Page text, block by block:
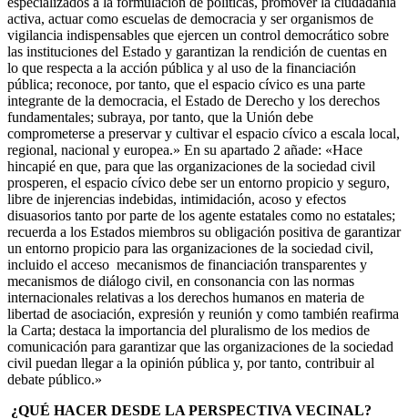
activa, actuar como escuelas de democracia y ser organismos de
vigilancia indispensables que ejercen un control democrático sobre
las instituciones del Estado y garantizan la rendición de cuentas en
lo que respecta a la acción pública y al uso de la financiación
pública; reconoce, por tanto, que el espacio cívico es una parte
integrante de la democracia, el Estado de Derecho y los derechos
fundamentales; subraya, por tanto, que la Unión debe
comprometerse a preservar y cultivar el espacio cívico a escala local,
regional, nacional y europea.» En su apartado 2 añade: «Hace
hincapié en que, para que las organizaciones de la sociedad civil
prosperen, el espacio cívico debe ser un entorno propicio y seguro,
libre de injerencias indebidas, intimidación, acoso y efectos
disuasorios tanto por parte de los agente estatales como no estatales;
recuerda a los Estados miembros su obligación positiva de garantizar
un entorno propicio para las organizaciones de la sociedad civil,
incluido el acceso mecanismos de financiación transparentes y
mecanismos de diálogo civil, en consonancia con las normas
internacionales relativas a los derechos humanos en materia de
libertad de asociación, expresión y reunión y como también reafirma
la Carta; destaca la importancia del pluralismo de los medios de
comunicación para garantizar que las organizaciones de la sociedad
civil puedan llegar a la opinión pública y, por tanto, contribuir al
debate público.»
¿QUÉ HACER DESDE LA PERSPECTIVA VECINAL?